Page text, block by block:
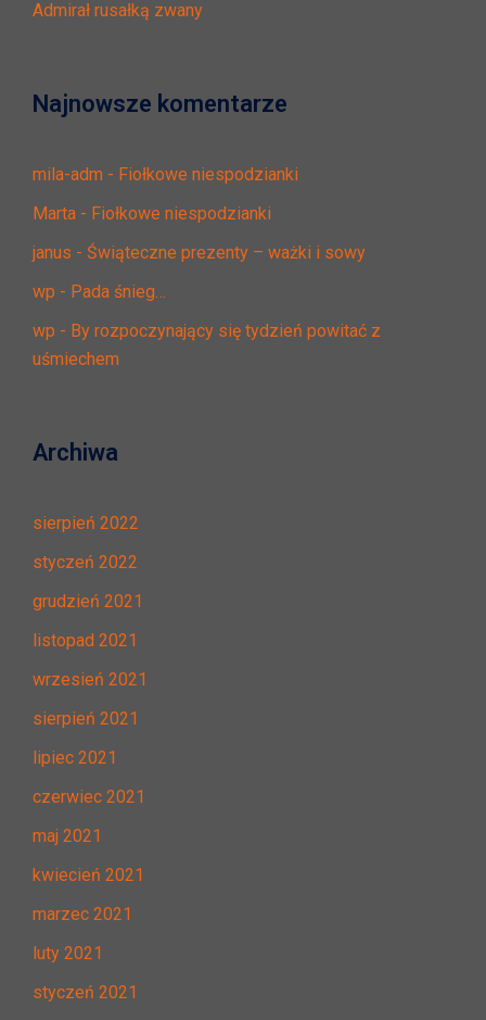
Admirał rusałką zwany
Najnowsze komentarze
mila-adm - Fiołkowe niespodzianki
Marta - Fiołkowe niespodzianki
janus - Świąteczne prezenty – ważki i sowy
wp - Pada śnieg…
wp - By rozpoczynający się tydzień powitać z
uśmiechem
Archiwa
sierpień 2022
styczeń 2022
grudzień 2021
listopad 2021
wrzesień 2021
sierpień 2021
lipiec 2021
czerwiec 2021
maj 2021
kwiecień 2021
marzec 2021
luty 2021
styczeń 2021